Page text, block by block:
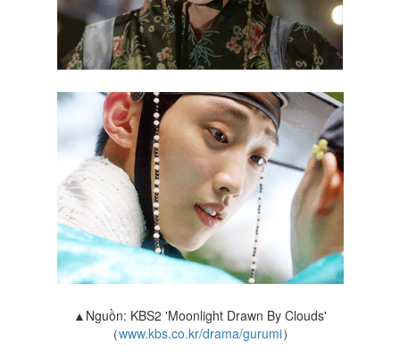
▲Nguồn: KBS2 'Moonlight Drawn By Clouds'
（www.kbs.co.kr/drama/gurumi）